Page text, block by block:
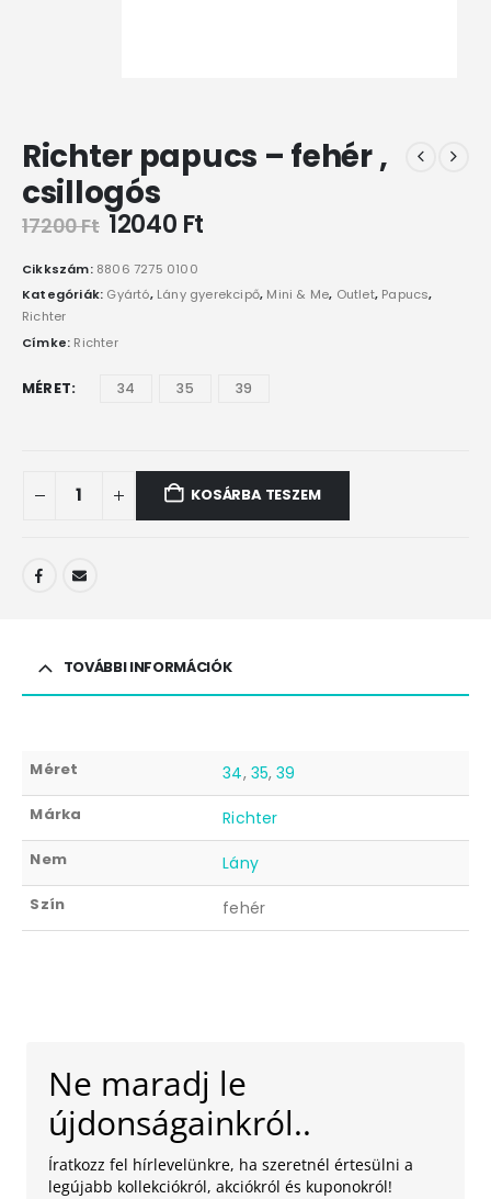
Richter papucs – fehér ,
csillogós
17200Ft 12040 Ft
Cikkszám: 8806 7275 0100
Kategóriák: Gyártó, Lány gyerekcipő, Mini & Me, Outlet, Papucs,
Richter
Címke: Richter
MÉRET 34 35 39
KOSÁRBA TESZEM
TOVÁBBI INFORMÁCIÓK
Méret 34, 35, 39
Márka Richter
Nem Lány
Szín fehér
Ne maradj le
újdonságainkról..
Íratkozz fel hírlevelünkre, ha szeretnél értesülni a
legújabb kollekciókról, akciókról és kuponokról!